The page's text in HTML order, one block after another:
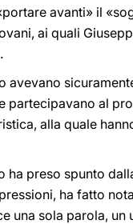
avanti» il
ai quali
avevano
partecipavano al
alla quale
ha preso spunto
ha fatto
una sola parola,